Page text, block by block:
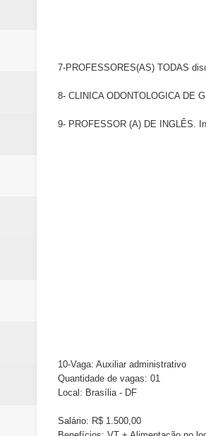
7-PROFESSORES(AS) TODAS
8- CLINICA ODONTOLOGICA DE
9- PROFESSOR (A) DE INGLÊS.
10-Vaga: Auxiliar administrativo
Quantidade de vagas: 01
Local: Brasília - DF
Salário: R$ 1.500,00